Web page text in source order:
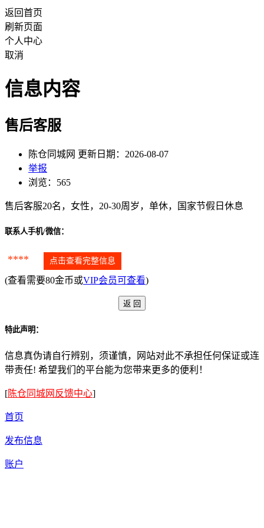
返回首页
刷新页面
个人中心
取消
信息内容
售后客服
陈仓同城网 更新日期：2026-08-07
举报
浏览：565
售后客服20名，女性，20-30周岁，单休，国家节假日休息
联系人手机/微信：
**** 点击查看完整信息
(查看需要80金币或VIP会员可查看)
特此声明：
信息真伪请自行辨别，须谨慎，网站对此不承担任何保证或连
带责任! 希望我们的平台能为您带来更多的便利！
[陈仓同城网反馈中心]
首页
发布信息
账户